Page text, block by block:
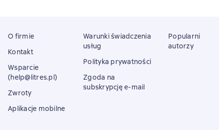
O firmie
Kontakt
Wsparcie
(help@litres.pl)
Zwroty
Aplikacje mobilne
Warunki świadczenia
usług
Polityka prywatności
Zgoda na
subskrypcję e-mail
Popularni
autorzy